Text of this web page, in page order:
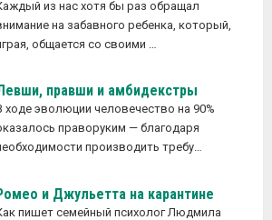
из нас хотя бы раз обращал
на забавного ребенка, который,
общается со своими …
правши и амбидекстры
ходе эволюции человечество на 90%
праворуким — благодаря
производить требу…
и Джульетта на карантине
пишет семейный психолог Людмила